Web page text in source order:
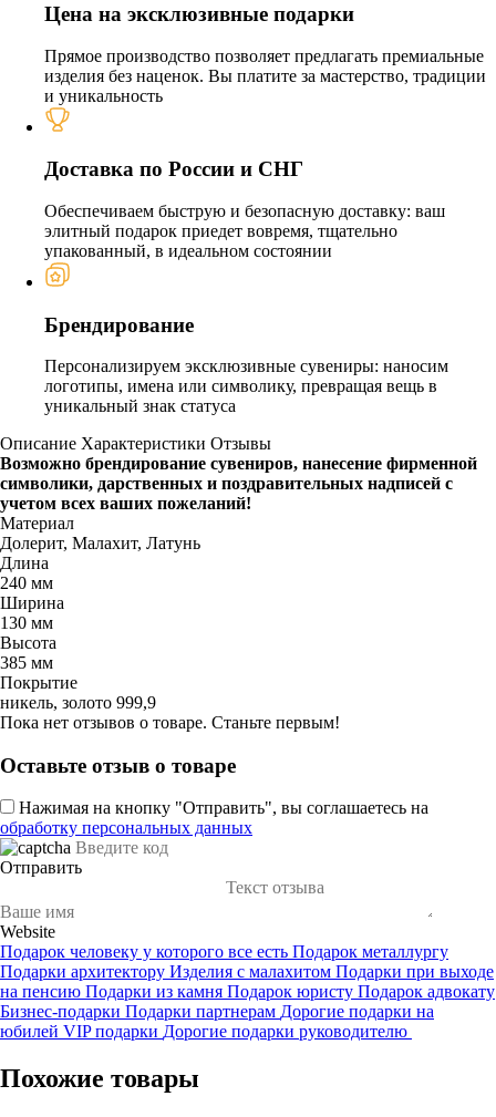
Цена на эксклюзивные подарки
Прямое производство позволяет предлагать премиальные
изделия без наценок. Вы платите за мастерство, традиции
и уникальность
Доставка по России и СНГ
Обеспечиваем быструю и безопасную доставку: ваш
элитный подарок приедет вовремя, тщательно
упакованный, в идеальном состоянии
Брендирование
Персонализируем эксклюзивные сувениры: наносим
логотипы, имена или символику, превращая вещь в
уникальный знак статуса
Описание Характеристики Отзывы
Возможно брендирование сувениров, нанесение фирменной
символики, дарственных и поздравительных надписей с
учетом всех ваших пожеланий!
Материал
Долерит, Малахит, Латунь
Длина
240 мм
Ширина
130 мм
Высота
385 мм
Покрытие
никель, золото 999,9
Пока нет отзывов о товаре. Станьте первым!
Оставьте отзыв о товаре
Нажимая на кнопку "Отправить", вы соглашаетесь на
обработку персональных данных
Отправить
Website
Подарок человеку у которого все есть Подарок металлургу
Подарки архитектору Изделия с малахитом Подарки при выходе
на пенсию Подарки из камня Подарок юристу Подарок адвокату
Бизнес-подарки Подарки партнерам Дорогие подарки на
юбилей VIP подарки Дорогие подарки руководителю
Похожие товары